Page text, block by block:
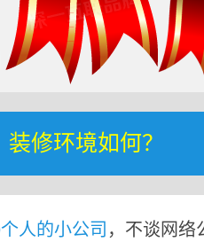
修环境如何？
人的小公司 ，不谈网络